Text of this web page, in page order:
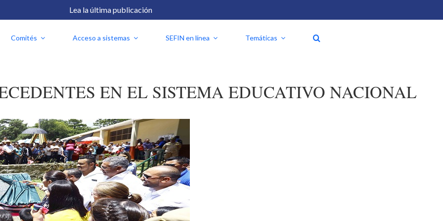
Lea la última publicación
Comités Acceso a sistemas SEFIN en línea Temáticas
EN EL SISTEMA EDUCATIVO NACIONAL